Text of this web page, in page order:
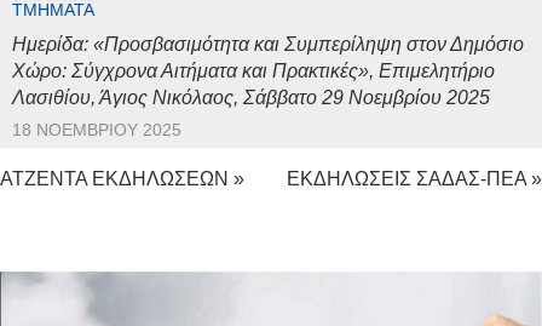
ΤΜΉΜΑΤΑ
Ημερίδα: «Προσβασιμότητα και Συμπερίληψη στον Δημόσιο
Χώρο: Σύγχρονα Αιτήματα και Πρακτικές», Επιμελητήριο
Λασιθίου, Άγιος Νικόλαος, Σάββατο 29 Νοεμβρίου 2025
18 ΝΟΕΜΒΡΊΟΥ 2025
ΑΤΖΕΝΤΑ ΕΚΔΗΛΩΣΕΩΝ » ΕΚΔΗΛΩΣΕΙΣ ΣΑΔΑΣ-ΠΕΑ »